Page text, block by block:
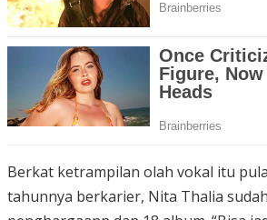
Berkat ketrampilan olah vokal itu
tahunnya berkarier, Nita Thalia